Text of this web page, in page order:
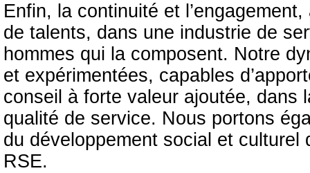
Enfin, la continuité et
de talents, dans une industrie de
hommes qui la composent. Notre
et expérimentées, capables
conseil à forte valeur ajoutée, dans
qualité de service. Nous portons
du développement social et
RSE.